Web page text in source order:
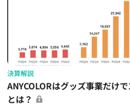
決算解説
ANYCOLORはグッズ事業だけ
とは？